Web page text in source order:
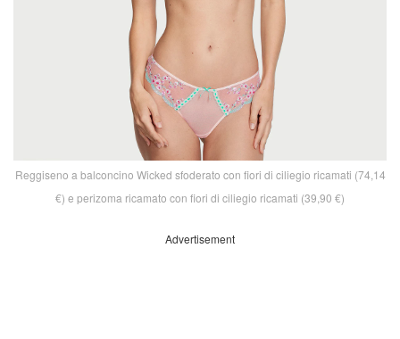
Reggiseno a balconcino Wicked sfoderato con fiori di ciliegio ricamati (74,14
€) e perizoma ricamato con fiori di ciliegio ricamati (39,90 €)
Advertisement